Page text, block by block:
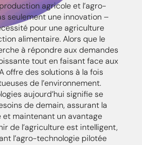
agricole et l’agro-
seulement une innovation –
pour une agriculture
alimentaire. Alors que le
à répondre aux demandes
tout en faisant face aux
offre des solutions à la fois
de l’environnement.
aujourd’hui signifie se
de demain, assurant la
maintenant un avantage
de l’agriculture est intelligent,
l’agro-technologie pilotée